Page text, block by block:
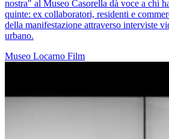
nostra" al Museo Casorella dà voce a chi
quinte: ex collaboratori, residenti e
della manifestazione attraverso interviste
urbano.
Museo Locarno Film